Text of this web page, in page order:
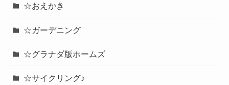
☆おえかき
☆ガーデニング
☆グラナダ版ホームズ
☆サイクリング♪